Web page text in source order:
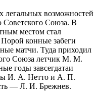
легальных возможностей
Советского Союза. В
местом стал
конные забеги
матчи. Туда приходил
Союза летчик М. М.
годы завсегдатаи
И. А. Нетто и А. П.
— Л. И. Брежнев.